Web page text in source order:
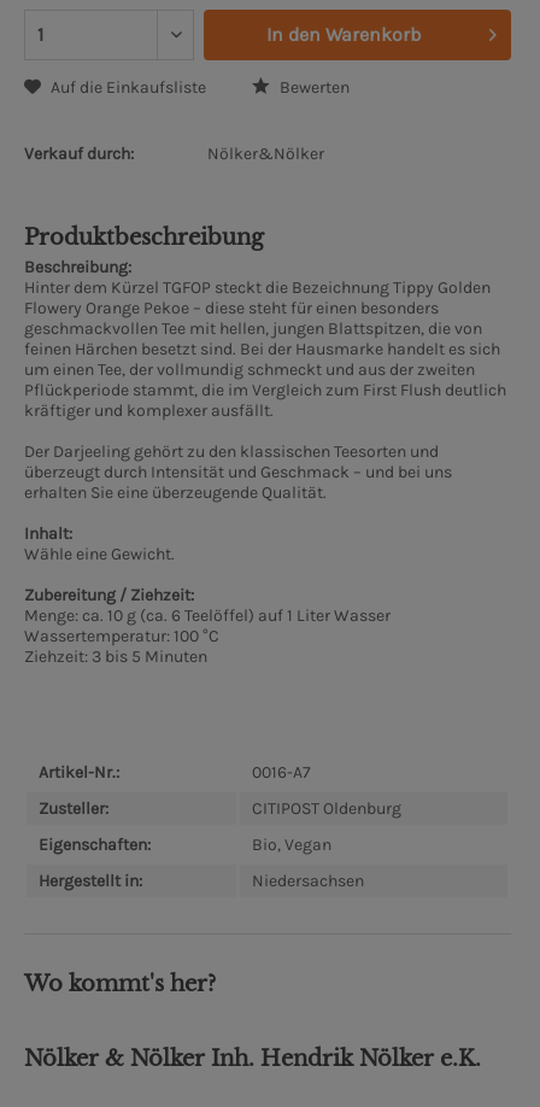
In den Warenkorb
Auf die Einkaufsliste Bewerten
Verkauf durch: Nölker&Nölker
Produktbeschreibung
Beschreibung:
Hinter dem Kürzel TGFOP steckt die Bezeichnung Tippy Golden
Flowery Orange Pekoe – diese steht für einen besonders
geschmackvollen Tee mit hellen, jungen Blattspitzen, die von
feinen Härchen besetzt sind. Bei der Hausmarke handelt es sich
um einen Tee, der vollmundig schmeckt und aus der zweiten
Pflückperiode stammt, die im Vergleich zum First Flush deutlich
kräftiger und komplexer ausfällt.
Der Darjeeling gehört zu den klassischen Teesorten und
überzeugt durch Intensität und Geschmack – und bei uns
erhalten Sie eine überzeugende Qualität.
Inhalt:
Wähle eine Gewicht.
Zubereitung / Ziehzeit:
Menge: ca. 10 g (ca. 6 Teelöffel) auf 1 Liter Wasser
Wassertemperatur: 100 °C
Ziehzeit: 3 bis 5 Minuten
Artikel-Nr.:
0016-A7
Zusteller:
CITIPOST Oldenburg
Eigenschaften:
Bio, Vegan
Hergestellt in:
Niedersachsen
Wo kommt's her?
Nölker & Nölker Inh. Hendrik Nölker e.K.